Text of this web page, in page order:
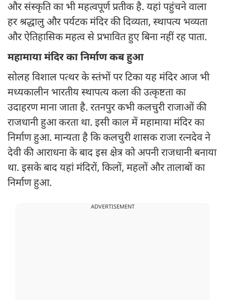
और संस्कृति का भी महत्वपूर्ण प्रतीक है. यहां पहुंचने वाला
हर श्रद्धालु और पर्यटक मंदिर की दिव्यता, स्थापत्य भव्यता
और ऐतिहासिक महत्व से प्रभावित हुए बिना नहीं रह पाता.
महामाया मंदिर का निर्माण कब हुआ
सोलह विशाल पत्थर के स्तंभों पर टिका यह मंदिर आज भी
मध्यकालीन भारतीय स्थापत्य कला की उत्कृष्टता का
उदाहरण माना जाता है. रतनपुर कभी कलचुरी राजाओं की
राजधानी हुआ करता था. इसी काल में महामाया मंदिर का
निर्माण हुआ. मान्यता है कि कलचुरी शासक राजा रत्नदेव ने
देवी की आराधना के बाद इस क्षेत्र को अपनी राजधानी बनाया
था. इसके बाद यहां मंदिरों, किलों, महलों और तालाबों का
निर्माण हुआ.
ADVERTISEMENT